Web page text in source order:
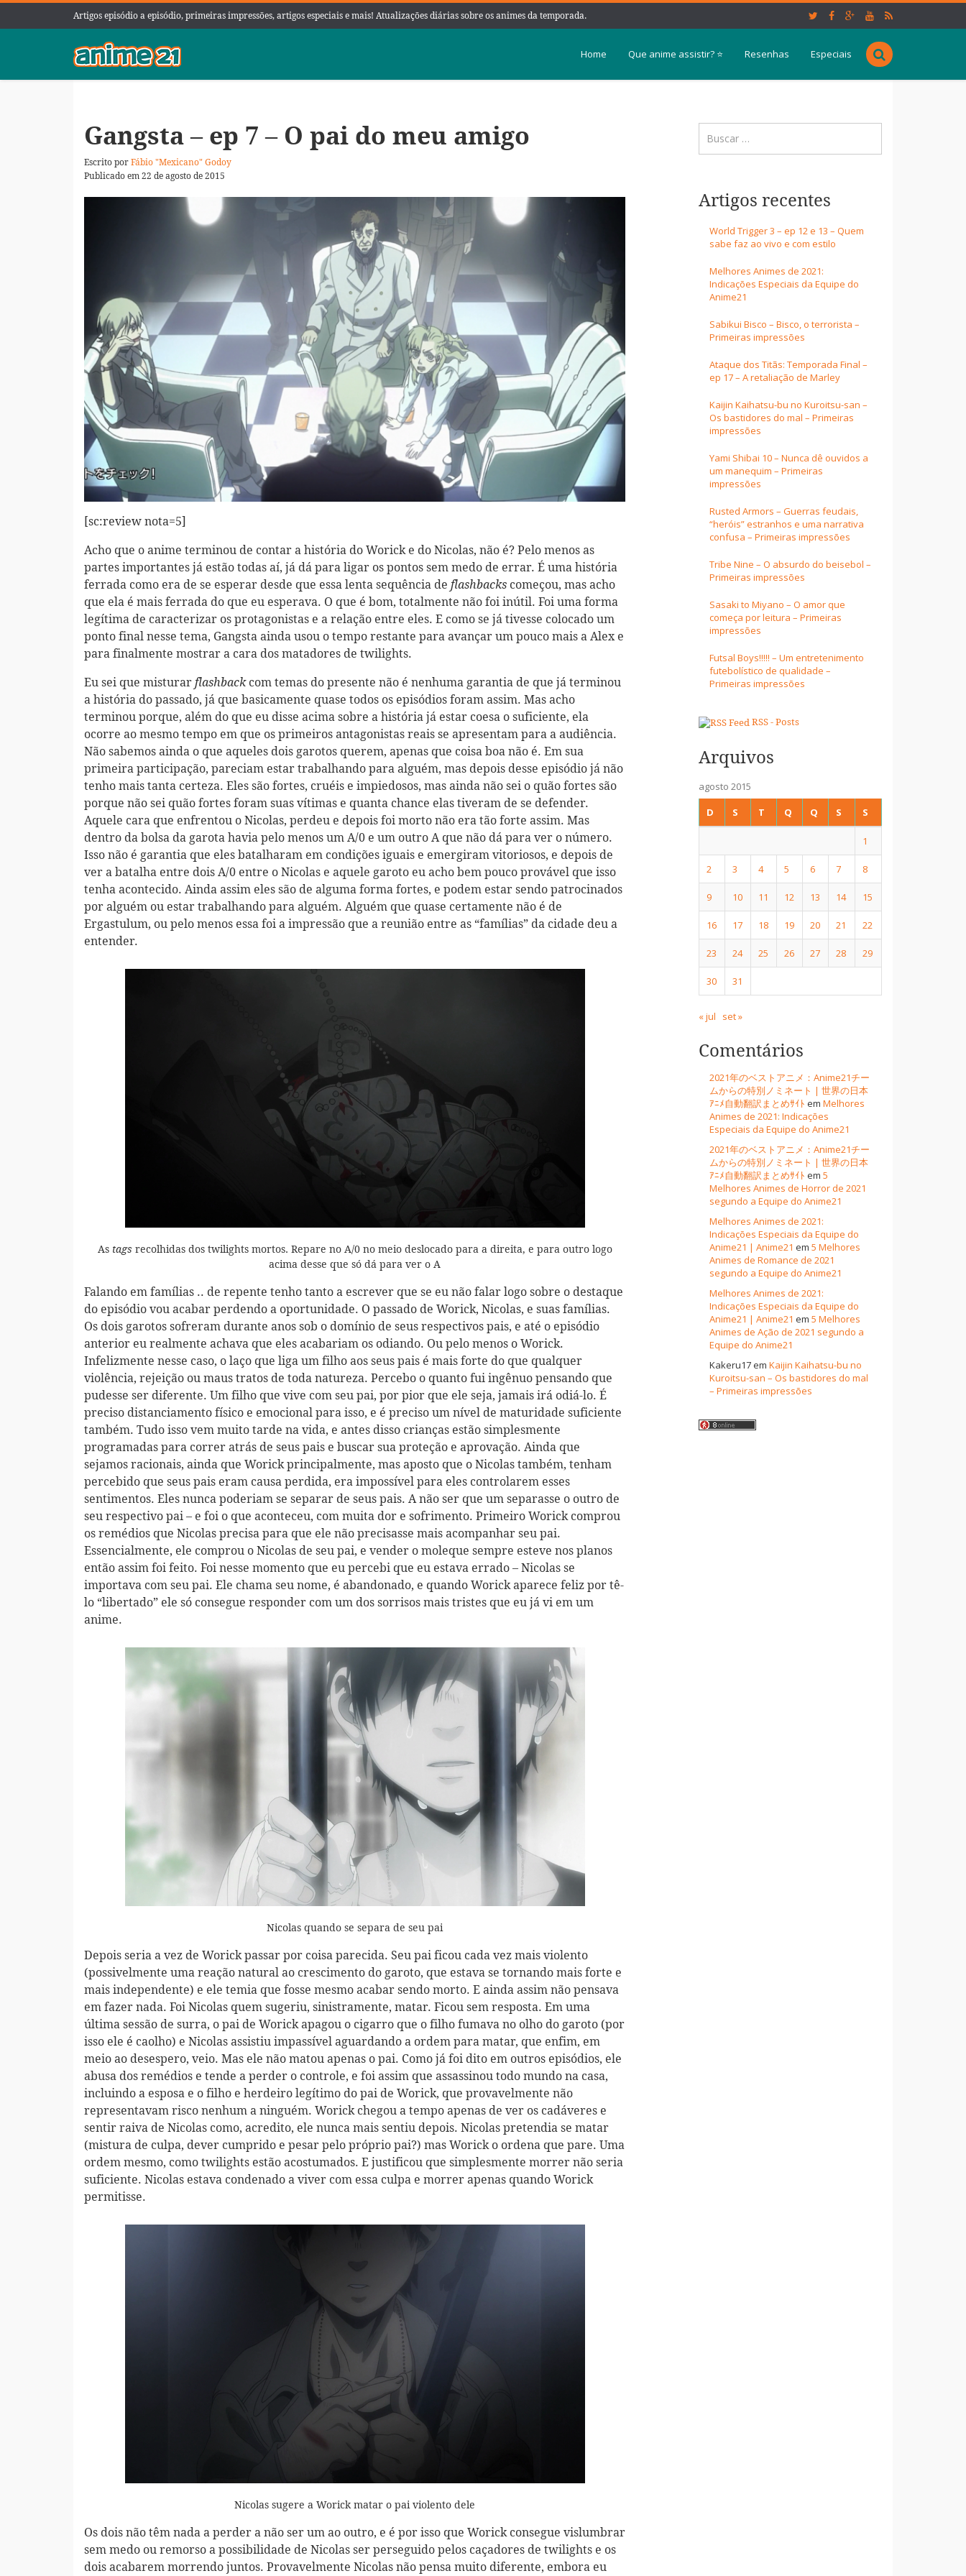
Artigos episódio a episódio, primeiras impressões, artigos especiais e mais! Atualizações diárias sobre os animes da temporada.
Home Que anime assistir? ⭐ Resenhas Especiais
Gangsta – ep 7 – O pai do meu amigo
Escrito porFábio "Mexicano" Godoy
Publicado em 22 de agosto de 2015
[sc:review nota=5]
Acho que o anime terminou de contar a história do Worick e do Nicolas, não é? Pelo menos as
partes importantes já estão todas aí, já dá para ligar os pontos sem medo de errar. É uma história
ferrada como era de se esperar desde que essa lenta sequência de flashbacks começou, mas acho
que ela é mais ferrada do que eu esperava. O que é bom, totalmente não foi inútil. Foi uma forma
legítima de caracterizar os protagonistas e a relação entre eles. E como se já tivesse colocado um
ponto final nesse tema, Gangsta ainda usou o tempo restante para avançar um pouco mais a Alex e
para finalmente mostrar a cara dos matadores de twilights.
Eu sei que misturar flashbackcom temas do presente não é nenhuma garantia de que já terminou
a história do passado, já que basicamente quase todos os episódios foram assim. Mas acho
terminou porque, além do que eu disse acima sobre a história já estar coesa o suficiente, ela
ocorre ao mesmo tempo em que os primeiros antagonistas reais se apresentam para a audiência.
Não sabemos ainda o que aqueles dois garotos querem, apenas que coisa boa não é. Em sua
primeira participação, pareciam estar trabalhando para alguém, mas depois desse episódio já não
tenho mais tanta certeza. Eles são fortes, cruéis e impiedosos, mas ainda não sei o quão fortes são
porque não sei quão fortes foram suas vítimas e quanta chance elas tiveram de se defender.
Aquele cara que enfrentou o Nicolas, perdeu e depois foi morto não era tão forte assim. Mas
dentro da bolsa da garota havia pelo menos um A/0 e um outro A que não dá para ver o número.
Isso não é garantia que eles batalharam em condições iguais e emergiram vitoriosos, e depois de
ver a batalha entre dois A/0 entre o Nicolas e aquele garoto eu acho bem pouco provável que isso
tenha acontecido. Ainda assim eles são de alguma forma fortes, e podem estar sendo patrocinados
por alguém ou estar trabalhando para alguém. Alguém que quase certamente não é de
Ergastulum, ou pelo menos essa foi a impressão que a reunião entre as “famílias” da cidade deu a
entender.
As tags recolhidas dos twilights mortos. Repare no A/0 no meio deslocado para a direita, e para outro logo
acima desse que só dá para ver o A
Falando em famílias .. de repente tenho tanto a escrever que se eu não falar logo sobre o destaque
do episódio vou acabar perdendo a oportunidade. O passado de Worick, Nicolas, e suas famílias.
Os dois garotos sofreram durante anos sob o domínio de seus respectivos pais, e até o episódio
anterior eu realmente achava que eles acabariam os odiando. Ou pelo menos o Worick.
Infelizmente nesse caso, o laço que liga um filho aos seus pais é mais forte do que qualquer
violência, rejeição ou maus tratos de toda natureza. Percebo o quanto fui ingênuo pensando que
pudesse ser diferente. Um filho que vive com seu pai, por pior que ele seja, jamais irá odiá-lo. É
preciso distanciamento físico e emocional para isso, e é preciso um nível de maturidade suficiente
também. Tudo isso vem muito tarde na vida, e antes disso crianças estão simplesmente
programadas para correr atrás de seus pais e buscar sua proteção e aprovação. Ainda que
sejamos racionais, ainda que Worick principalmente, mas aposto que o Nicolas também, tenham
percebido que seus pais eram causa perdida, era impossível para eles controlarem esses
sentimentos. Eles nunca poderiam se separar de seus pais. A não ser que um separasse o outro de
seu respectivo pai – e foi o que aconteceu, com muita dor e sofrimento. Primeiro Worick comprou
os remédios que Nicolas precisa para que ele não precisasse mais acompanhar seu pai.
Essencialmente, ele comprou o Nicolas de seu pai, e vender o moleque sempre esteve nos planos
então assim foi feito. Foi nesse momento que eu percebi que eu estava errado – Nicolas se
importava com seu pai. Ele chama seu nome, é abandonado, e quando Worick aparece feliz por tê-
lo “libertado” ele só consegue responder com um dos sorrisos mais tristes que eu já vi em um
anime.
Nicolas quando se separa de seu pai
Depois seria a vez de Worick passar por coisa parecida. Seu pai ficou cada vez mais violento
(possivelmente uma reação natural ao crescimento do garoto, que estava se tornando mais forte e
mais independente) e ele temia que fosse mesmo acabar sendo morto. E ainda assim não pensava
em fazer nada. Foi Nicolas quem sugeriu, sinistramente, matar. Ficou sem resposta. Em uma
última sessão de surra, o pai de Worick apagou o cigarro que o filho fumava no olho do garoto (por
isso ele é caolho) e Nicolas assistiu impassível aguardando a ordem para matar, que enfim, em
meio ao desespero, veio. Mas ele não matou apenas o pai. Como já foi dito em outros episódios, ele
abusa dos remédios e tende a perder o controle, e foi assim que assassinou todo mundo na casa,
incluindo a esposa e o filho e herdeiro legítimo do pai de Worick, que provavelmente não
representavam risco nenhum a ninguém. Worick chegou a tempo apenas de ver os cadáveres e
sentir raiva de Nicolas como, acredito, ele nunca mais sentiu depois. Nicolas pretendia se matar
(mistura de culpa, dever cumprido e pesar pelo próprio pai?) mas Worick o ordena que pare. Uma
ordem mesmo, como twilights estão acostumados. E justificou que simplesmente morrer não seria
suficiente. Nicolas estava condenado a viver com essa culpa e morrer apenas quando Worick
permitisse.
Nicolas sugere a Worick matar o pai violento dele
Os dois não têm nada a perder a não ser um ao outro, e é por isso que Worick consegue vislumbrar
sem medo ou remorso a possibilidade de Nicolas ser perseguido pelos caçadores de twilights e os
dois acabarem morrendo juntos. Provavelmente Nicolas não pensa muito diferente, embora eu
Artigos recentes
World Trigger 3 – ep 12 e 13 – Quem
sabe faz ao vivo e com estilo
Melhores Animes de 2021:
Indicações Especiais da Equipe do
Anime21
Sabikui Bisco – Bisco, o terrorista –
Primeiras impressões
Ataque dos Titãs: Temporada Final –
ep 17 – A retaliação de Marley
Kaijin Kaihatsu-bu no Kuroitsu-san –
Os bastidores do mal – Primeiras
impressões
Yami Shibai 10 – Nunca dê ouvidos a
um manequim – Primeiras
impressões
Rusted Armors – Guerras feudais,
“heróis” estranhos e uma narrativa
confusa – Primeiras impressões
Tribe Nine – O absurdo do beisebol –
Primeiras impressões
Sasaki to Miyano – O amor que
começa por leitura – Primeiras
impressões
Futsal Boys!!!!! – Um entretenimento
futebolístico de qualidade –
Primeiras impressões
RSS - Posts
Arquivos
agosto 2015
D
S T Q Q S S
1
2 3 4 5 6 7 8
9 10 11 12 13 14 15
16 17 18 19 20 21 22
23 24 25 26 27 28 29
30 31
« jul set »
Comentários
2021年のベストアニメ：Anime21チー
ムからの特別ノミネート | 世界の日本
ｱﾆﾒ自動翻訳まとめｻｲﾄ em Melhores
Animes de 2021: Indicações
Especiais da Equipe do Anime21
2021年のベストアニメ：Anime21チー
ムからの特別ノミネート | 世界の日本
ｱﾆﾒ自動翻訳まとめｻｲﾄ em 5
Melhores Animes de Horror de 2021
segundo a Equipe do Anime21
Melhores Animes de 2021:
Indicações Especiais da Equipe do
Anime21 | Anime21 em 5 Melhores
Animes de Romance de 2021
segundo a Equipe do Anime21
Melhores Animes de 2021:
Indicações Especiais da Equipe do
Anime21 | Anime21 em 5 Melhores
Animes de Ação de 2021 segundo a
Equipe do Anime21
Kakeru17em Kaijin Kaihatsu-bu no
Kuroitsu-san – Os bastidores do mal
– Primeiras impressões